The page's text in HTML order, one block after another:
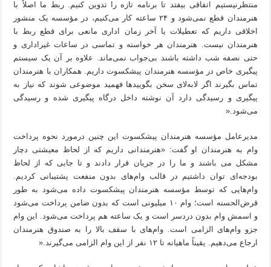
منتظرنیستیم اتفاقی بیفتد تا برنامه تازه را تدوین کنیم. ربط ما اصلاً با
هنرمندان قطع نمی‌شود و ۲۴ ساعته کار می‌کنیم، در مؤسسه یک منشور
اخلاقی داریم که تعطیلات یا آخر زمان اداری مانعی برای قطع ربط با
هنرمندان نیست. هنرمندان هر خواسته و تماسی در ساعات غیراداری و
حتی نصفه شب داشته باشند بی‌جواب نمی‌ماند. علاوه بر آن یک سیستم
پیگیری خاص در مؤسسه هنرمندان پیشکسوت داریم. همکاران با هنرمندان
تماس بگیرند اگر لابه‌لای سخن بگویید‌ها فهمید موضوعی شوند که نیاز به
پیگیری و رسیدگی دارد آن نوشته داخل درگاه پیگیری شده و رسیدگی
می‌شود.«
مدیرعامل مؤسسه هنرمندان پیشکسوت این چنین درمورد نحوه پرداخت
وام به هنرمندان او گفت: «هنرمندانی داریم که از لحاظ معیشتی دچار
مشکل می باشند و ما را در جریان قرار دادند و تا جایی که از لحاظ
بودجه‌ای توان داشتیم در قالب وام‌های بدون منفعت پشتیبانی کردیم.
وام‌هایی که توسط مؤسسه هنرمندان پیشکسوت داده می‌شود به طور
قرض‌الحسنه است؛ وام ۱۰ میلیونی است که بدون ضامن پرداخت می‌شود
و اسمش وام بدون دردسر است و یک ساعته هم پرداخت می‌شود. این وام
جزو وام‌های الزامی است. وام‌های با سقف بالا را به صندوق هنرمندان
ارجاع می‌دهیم. یقیناً ماهیانه تا ۱۲ نفر از این وام الزامی می‌گیرند.«